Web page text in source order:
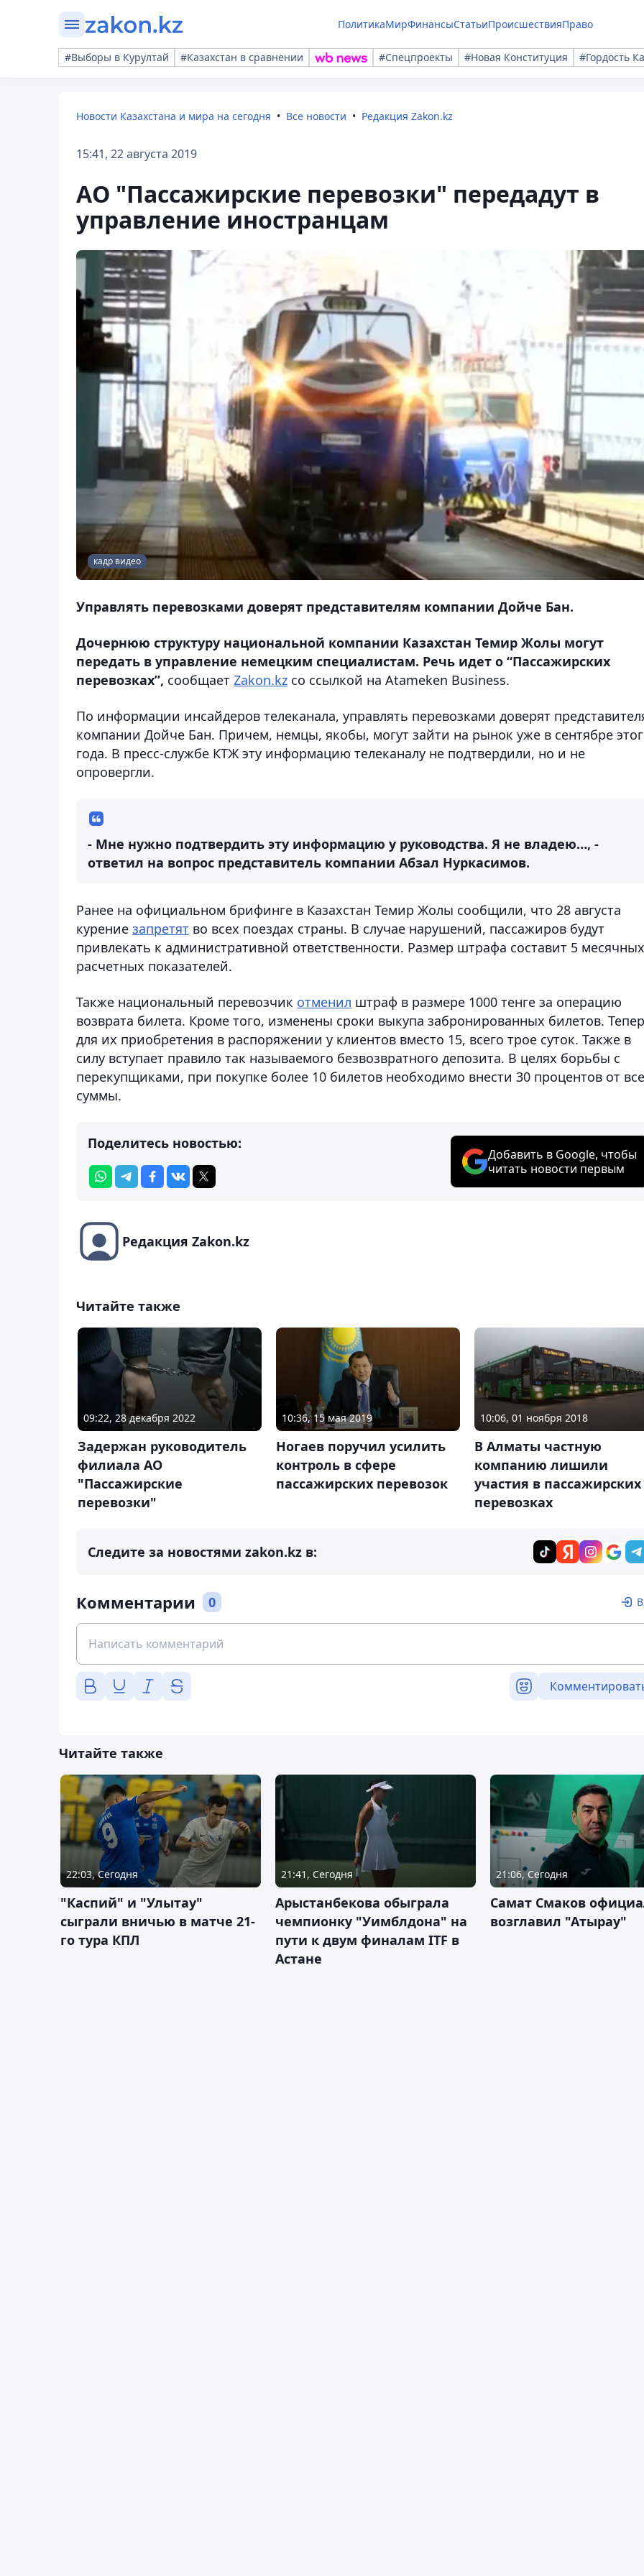
ПолитикаМирФинансыСтатьиПроисшествияПраво
#Выборы в Курултай #Казахстан в сравнении #Спецпроекты #Новая Конституция #Гордость
Новости Казахстана и мира на сегодня Все новости Редакция Zakon.kz
15:41, 22 августа 2019
АО "Пассажирские перевозки" передадут в
управление иностранцам
кадр видео
Управлять перевозками доверят представителям компании Дойче Бан.
Дочернюю структуру национальной компании Казахстан Темир Жолы могут
передать в управление немецким специалистам. Речь идет о “Пассажирских
перевозках”, сообщает Zakon.kz со ссылкой на Atameken Business.
По информации инсайдеров телеканала, управлять перевозками доверят
компании Дойче Бан. Причем, немцы, якобы, могут зайти на рынок уже в сентябре
года. В пресс-службе КТЖ эту информацию телеканалу не подтвердили, но и не
опровергли.
- Мне нужно подтвердить эту информацию у руководства. Я не владею…, -
ответил на вопрос представитель компании Абзал Нуркасимов.
Ранее на официальном брифинге в Казахстан Темир Жолы сообщили, что 28 августа
курение запретят во всех поездах страны. В случае нарушений, пассажиров будут
привлекать к административной ответственности. Размер штрафа составит 5 месячных
расчетных показателей.
Также национальный перевозчик отменил штраф в размере 1000 тенге за операцию
возврата билета. Кроме того, изменены сроки выкупа забронированных билетов.
для их приобретения в распоряжении у клиентов вместо 15, всего трое суток. Также в
силу вступает правило так называемого безвозвратного депозита. В целях борьбы с
перекупщиками, при покупке более 10 билетов необходимо внести 30 процентов от
суммы.
Поделитесь новостью:
Добавить в Google, чтобы
читать новости первым
Редакция Zakon.kz
Читайте также
09:22, 28 декабря 2022
Задержан руководитель
филиала АО
"Пассажирские
перевозки"
10:36, 15 мая 2019
Ногаев поручил усилить
контроль в сфере
пассажирских перевозок
10:06, 01 ноября 2018
В Алматы частную
компанию лишили
участия в пассажирских
перевозках
Следите за новостями zakon.kz в:
Комментарии 0
Читайте также
22:03, Сегодня
"Каспий" и "Улытау"
сыграли вничью в матче 21-
го тура КПЛ
21:41, Сегодня
Арыстанбекова обыграла
чемпионку "Уимблдона" на
пути к двум финалам ITF в
Астане
21:06, Сегодня
Самат Смаков
возглавил "Атырау"